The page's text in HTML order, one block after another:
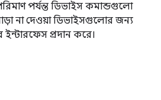
পর্যন্ত ডিভাইস কমান্ডগুলো
না দেওয়া ডিভাইসগুলোর জন্য
প্রদান করে।